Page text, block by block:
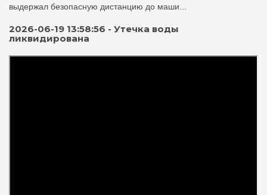
выдержал безопасную дистанцию до маши...
2026-06-19 13:58:56 - Утечка воды
ликвидирована